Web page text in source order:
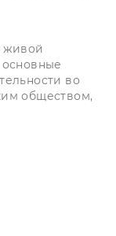
живой
во
обществом,